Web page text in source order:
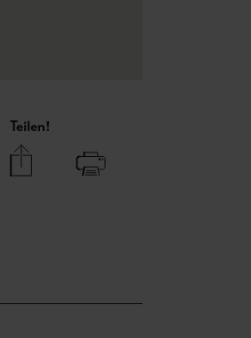
Teilen!